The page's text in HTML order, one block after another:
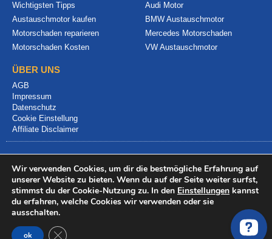
Wichtigsten Tipps
Austauschmotor kaufen
Motorschaden reparieren
Motorschaden Kosten
Audi Motor
BMW Austauschmotor
Mercedes Motorschaden
VW Austauschmotor
ÜBER UNS
AGB
Impressum
Datenschutz
Cookie Einstellung
Affiliate Disclaimer
© 2024 info@motorschadenvergleich.de
Wir verwenden Cookies, um dir die bestmögliche Erfahrung auf
unserer Website zu bieten. Wenn du auf der Seite weiter surfst,
stimmst du der Cookie-Nutzung zu. In den Einstellungen kannst
du erfahren, welche Cookies wir verwenden oder sie
ausschalten.
ok GDPR Cookie-Banner schließen